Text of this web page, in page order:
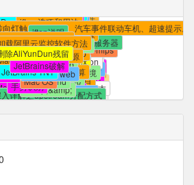
git操作相关
Git 命令详解及常用命令
git
Android
实现
再按一次
返回键
退出程序
Android 中文乱码
android
去掉
EditView
默认焦点
问题
开发
调用系统默认浏览器
使用心得
常见问题
象与数组的转换
svn
ignore
忽略文件及目录
mysql主从复制
主从slave
mysql
数据库
LINUX
安装多个版本
JDK
配置
基于
Webview
Hybrid
App
前端优化
Git忽略规则
.gitignore
不生效
解决办法
常用
Github
项目
类库
ANDROID
势
手势
定义手势
全自定义手势
重启程序
重启
重启自己
Supervisor
进程守护
异常报警
supervisor
支持
python
虚拟环境
venv
查看死锁和解除锁
Redis
删除Redis
目录
认存储位置
容器迁移
路由器插件
r1d
r2dr3d插件
小米官方插件
frpc
frpc-mips
FileBrowser
FileBrowser-mips
nginx
逻辑运算
and
&amp;&amp;
入详解之upstream分配方式
nginx负载均衡
ssh
跳
断线问题
连接
失
git reflog
frp 镜像
frp镜像
frp容器
使用docker搭建frp服务器
docker frp
frp web
docer frp web
Mac OS
手势识别
mac
装
官网
置文件详解
有很多没有用的功能
systemd
systemctl
systemd 限制资源
systemctl限制资源
service限制资源
JetBrains破解
JetBrains TNT
IDEA破解证书
证书
书
书
证书
安装iftop
监控 Linux 网络接口
iftop 选项和用法
iftop说明
卸载阿里云监控软件方法
删除AliYunDun残留
Mac日历订阅
日历订阅
期订阅
日订阅
日.ics
日.ics
安排通知
法定节假日安排通知
假日安排的通知
院办公厅节假日安排
灯触发360全景、汽车事件联动车机、超速提示
辅助工具功能介绍
替换开机动画
机动画
破解
破解
体VIP破解
DockerHub
向代理 DockerHub
加速